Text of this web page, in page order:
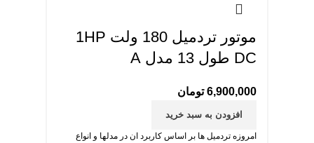
موتور تردمیل 180 ولت 1HP
DC طول 13 مدل A
6,900,000 تومان
افزودن به سبد خرید
امروزه تردمیل ها بر اساس کاربرد ان در مدلها و انواع